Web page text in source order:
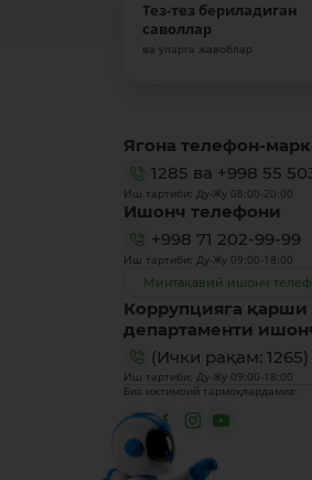
Тез-тез бериладиган
саволлар
ва уларга жавоблар
Ягона телефон-
1285 ва +998 55
Иш тартиби: Ду-Жу 08:00-20:00
Ишонч телефони
+998 71 202-99-99
Иш тартиби: Ду-Жу 09:00-18:00
Минтақавий ишонч
Коррупцияга қарши
департаменти
(Ички рақам: 1265)
Иш тартиби: Ду-Жу 09:00-18:00
Биз ижтимоий тармоқлардамиз: